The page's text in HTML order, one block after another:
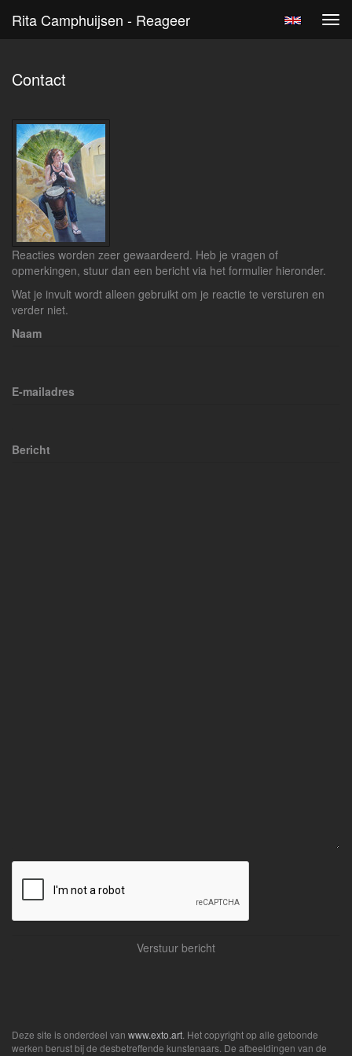
Rita Camphuijsen - Reageer
Contact
Reacties worden zeer gewaardeerd. Heb je vragen of
opmerkingen, stuur dan een bericht via het formulier hieronder.
Wat je invult wordt alleen gebruikt om je reactie te versturen en
verder niet.
Naam
E-mailadres
Bericht
Deze site is onderdeel van www.exto.art . Het copyright op alle getoonde
werken berust bij de desbetreffende kunstenaars. De afbeeldingen van de